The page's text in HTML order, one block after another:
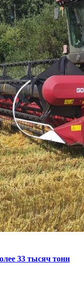
33 тысяч тонн